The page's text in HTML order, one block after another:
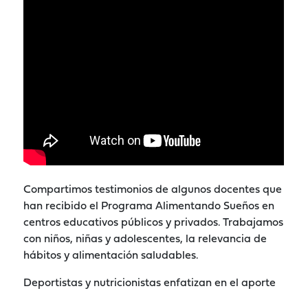
Compartimos testimonios de algunos docentes que
han recibido el Programa Alimentando Sueños en
centros educativos públicos y privados. Trabajamos
con niños, niñas y adolescentes, la relevancia de
hábitos y alimentación saludables.
Deportistas y nutricionistas enfatizan en el aporte